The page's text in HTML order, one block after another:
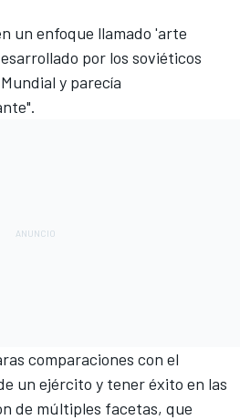
un enfoque llamado 'arte
por los soviéticos
y parecía
comparaciones con el
un ejército y tener éxito en las
de múltiples facetas, que